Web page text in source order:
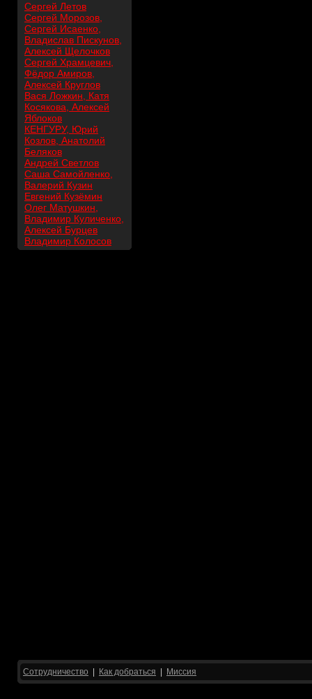
Сергей Летов
Сергей Морозов,
Сергей Исаенко,
Владислав Пискунов,
Алексей Щелочков
Сергей Храмцевич,
Фёдор Амиров,
Алексей Круглов
Вася Ложкин, Катя
Косякова, Алексей
Яблоков
КЕНГУРУ, Юрий
Козлов, Анатолий
Беляков
Андрей Светлов
Саша Самойленко,
Валерий Кузин
Евгений Кузёмин
Олег Матушкин,
Владимир Куличенко,
Алексей Бурцев
Владимир Колосов
Сотрудничество Как добраться Миссия